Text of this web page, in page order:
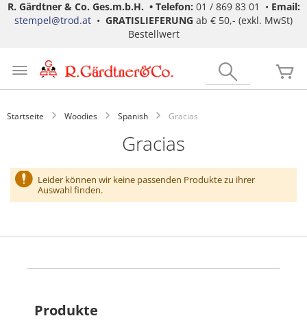
R. Gärdtner & Co. Ges.m.b.H. • Telefon: 01 / 869 83 01 • Email:
stempel@trod.at • GRATISLIEFERUNG ab € 50,- (exkl. MwSt)
Bestellwert
Inhalt
springen
Startseite Woodies Spanish Gracias
Gracias
Leider können wir keine passenden Produkte zu ihrer
Auswahl finden.
Produkte